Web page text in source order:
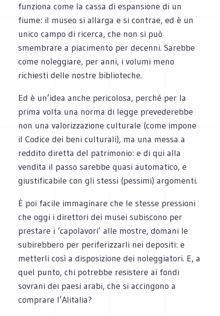
funziona come la cassa di espansione di un
fiume: il museo si allarga e si contrae, ed è un
unico campo di ricerca, che non si può
smembrare a piacimento per decenni. Sarebbe
come noleggiare, per anni, i volumi meno
richiesti delle nostre biblioteche.
Ed è un’idea anche pericolosa, perché per la
prima volta una norma di legge prevederebbe
non una valorizzazione culturale (come impone
il Codice dei beni culturali), ma una messa a
reddito diretta del patrimonio: e di qui alla
vendita il passo sarebbe quasi automatico, e
giustificabile con gli stessi (pessimi) argomenti.
È poi facile immaginare che le stesse pressioni
che oggi i direttori dei musei subiscono per
prestare i ‘capolavori’ alle mostre, domani le
subirebbero per periferizzarli nei depositi: e
metterli così a disposizione dei noleggiatori. E, a
quel punto, chi potrebbe resistere ai fondi
sovrani dei paesi arabi, che si accingono a
comprare l’Alitalia?